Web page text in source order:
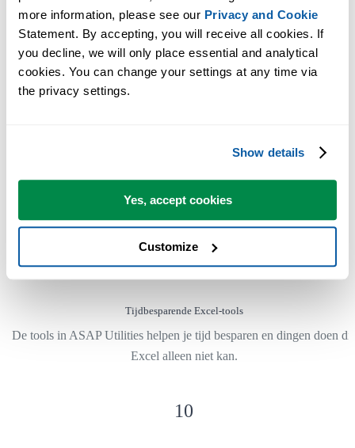
more information, please see our Privacy and Cookie
Statement. By accepting, you will receive all cookies. If
you decline, we will only place essential and analytical
cookies. You can change your settings at any time via
the privacy settings.
Show details
Yes, accept cookies
Customize
Je kunt meteen aan de slag. Geen training nodig.
De meeste gebruikers beginnen met een paar tools. Uiteindelijk
gebruiken velen ASAP Utilities dagelijks.
Gebruikt door teams in meer dan 28.500 organisaties.
Tijdbesparende Excel-tools
De tools in ASAP Utilities helpen je tijd besparen en dingen doen
Excel alleen niet kan.
10